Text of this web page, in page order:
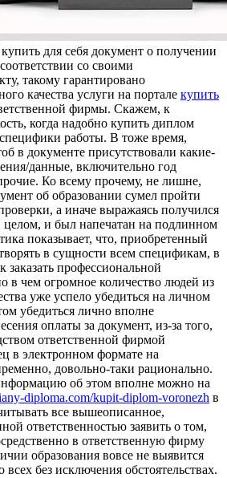
для себя документ о получении
со своими
такому гарантировано
качества услуги на портале купить
фирмы. Скажем, к
когда надобно купить диплом
работы. В тоже время,
в документе присутствовали какие-
данные, включительно год
Ко всему прочему, не лишне,
об образовании сумел пройти
а иначе выражаясь получился
целом, и был напечатан на подлинном
показывает, что, приобретенный
в сущности всем спецификам, в
заказать профессиональной
в чем огромное количество людей из
уже успело убедиться на личном
убедиться лично вполне
оплаты за документ, из-за того,
ответственной фирмой
в электронном формате на
довольно-таки рационально.
об этом вполне можно на
diploma.com/kupit-diplom-voronezh в
все вышеописанное,
ответственностью заявить о том,
в ответственную фирму
образования вовсе не выявится
без исключения обстоятельствах.